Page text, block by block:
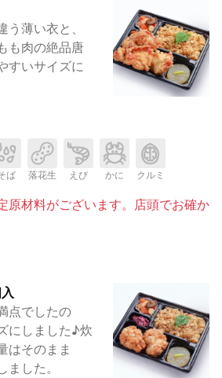
薄い衣と、
も肉の絶品唐
すいサイズに
ば 落花生 えび かに クルミ
原材料がございます。店頭でお確か
点でしたの
にしました♪炊
はそのまま
した。